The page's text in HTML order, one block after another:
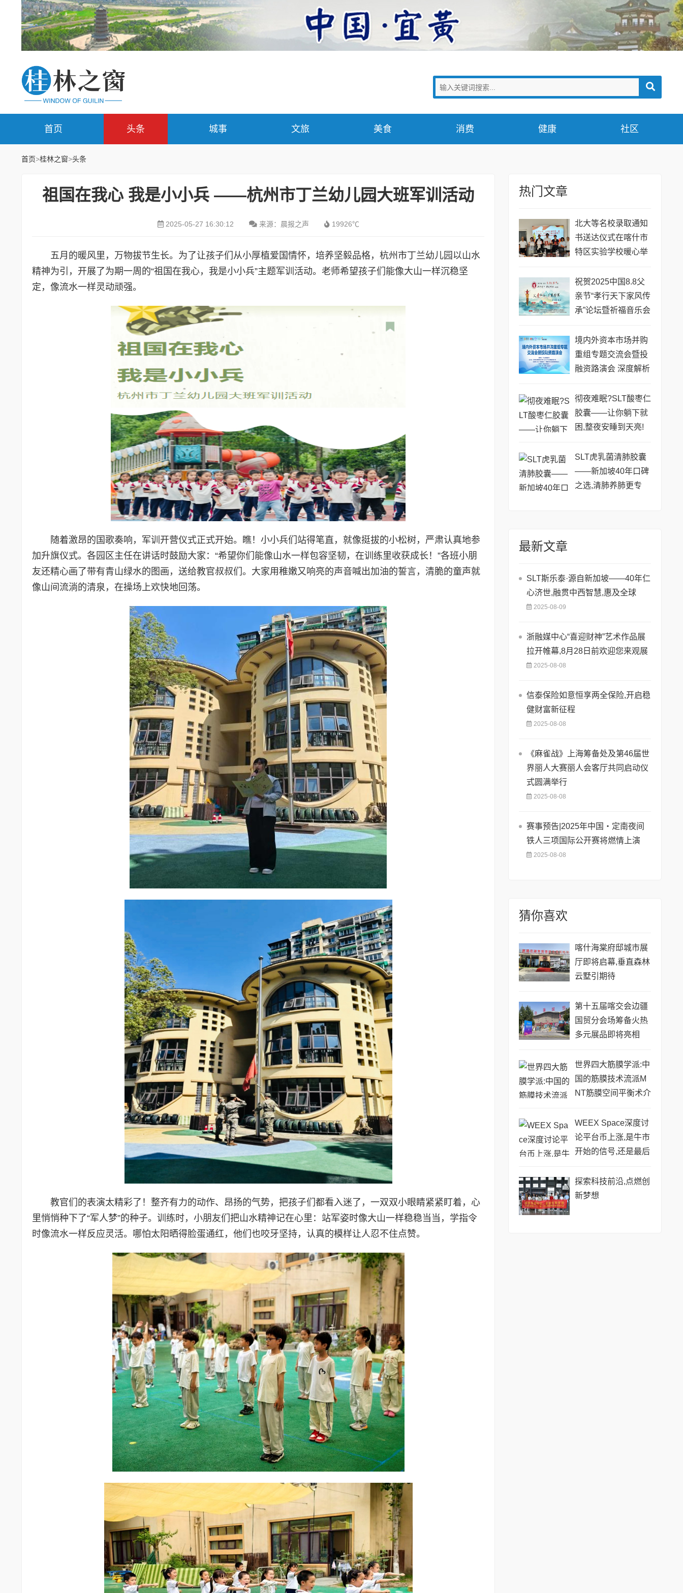
首页 头条 城事 文旅 美食 消费 健康 社区
首页>桂林之窗>头条
祖国在我心 我是小小兵 ——杭州市丁兰幼儿园大班军训活动
2025-05-27 16:30:12 来源：晨报之声 19926℃
五月的暖风里，万物拔节生长。为了让孩子们从小厚植爱国情怀，培养坚毅品格，杭州市丁兰幼儿园以山水
精神为引，开展了为期一周的“祖国在我心，我是小小兵”主题军训活动。老师希望孩子们能像大山一样沉稳坚
定，像流水一样灵动顽强。
随着激昂的国歌奏响，军训开营仪式正式开始。瞧！小小兵们站得笔直，就像挺拔的小松树，严肃认真地参
加升旗仪式。各园区主任在讲话时鼓励大家：“希望你们能像山水一样包容坚韧，在训练里收获成长！”各班小朋
友还精心画了带有青山绿水的图画，送给教官叔叔们。大家用稚嫩又响亮的声音喊出加油的誓言，清脆的童声就
像山间流淌的清泉，在操场上欢快地回荡。
教官们的表演太精彩了！整齐有力的动作、昂扬的气势，把孩子们都看入迷了，一双双小眼睛紧紧盯着，心
里悄悄种下了“军人梦”的种子。训练时，小朋友们把山水精神记在心里：站军姿时像大山一样稳稳当当，学指令
时像流水一样反应灵活。哪怕太阳晒得脸蛋通红，他们也咬牙坚持，认真的模样让人忍不住点赞。
热门文章
北大等名校录取通知
书送达仪式在喀什市
特区实验学校暖心举
祝贺2025中国8.8父
亲节“孝行天下家风传
承”论坛暨祈福音乐会
境内外资本市场并购
重组专题交流会暨投
融资路演会 深度解析
级
彻夜难眠?SLT酸枣仁
胶囊——让你躺下就
困,整夜安睡到天亮!
SLT虎乳菌清肺胶囊
——新加坡40年口碑
之选,清肺养肺更专
最新文章
SLT斯乐泰·源自新加坡——40年仁
心济世,融贯中西智慧,惠及全球
2025-08-09
浙融媒中心“喜迎财神”艺术作品展
拉开帷幕,8月28日前欢迎您来观展
2025-08-08
信泰保险如意恒享两全保险,开启稳
健财富新征程
2025-08-08
《麻雀战》上海筹备处及第46届世
界丽人大赛丽人会客厅共同启动仪
式圆满举行
2025-08-08
赛事预告|2025年中国・定南夜间
铁人三项国际公开赛将燃情上演
2025-08-08
猜你喜欢
喀什海棠府邸城市展
厅即将启幕,垂直森林
云墅引期待
第十五届喀交会边疆
国贸分会场筹备火热
多元展品即将亮相
世界四大筋膜学派:中
国的筋膜技术流派M
NT筋膜空间平衡术介
WEEX Space深度讨
论平台币上涨,是牛市
开始的信号,还是最后
探索科技前沿,点燃创
新梦想